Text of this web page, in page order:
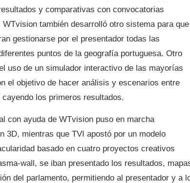
y comparativas con convocatorias
también desarrolló otro sistema para que
gestionarse por el presentador todas las
puntos de la geografía portuguesa. Otro
uso de un simulador interactivo de las mayorías
el objetivo de hacer análisis y escenarios entre
los primeros resultados.
con ayuda de WTvision puso en marcha
3D, mientras que TVI apostó por un modelo
basado en cuatro proyectos creativos
wall, se iban presentado los resultados,
del parlamento, permitiendo al presentador y a